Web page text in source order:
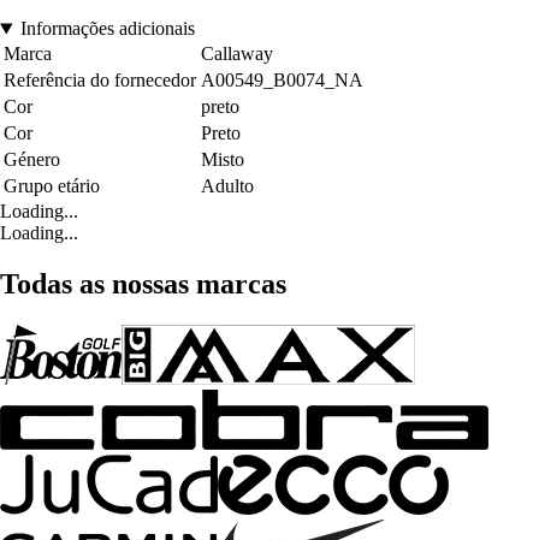
Informações adicionais
Marca
Callaway
Referência do fornecedor A00549_B0074_NA
Cor
preto
Cor
Preto
Género
Misto
Grupo etário
Adulto
Loading...
Loading...
Todas as nossas marcas